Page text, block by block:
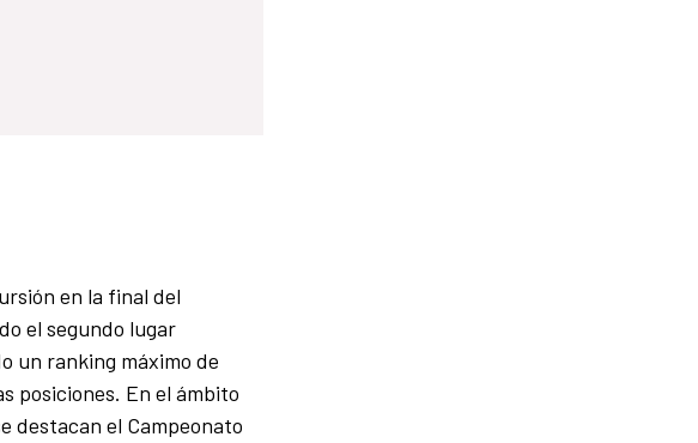
en la final del
el segundo lugar
un ranking máximo de
posiciones. En el ámbito
destacan el Campeonato